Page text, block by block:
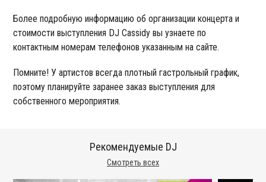
Более подробную информацию об организации концерта и
стоимости выступления DJ Cassidy вы узнаете по
контактным номерам телефонов указанным на сайте.
Помните! У артистов всегда плотный гастрольный график,
поэтому планируйте заранее заказ выступления для
собственного мероприятия.
Смотреть всех
Рекомендуемые DJ